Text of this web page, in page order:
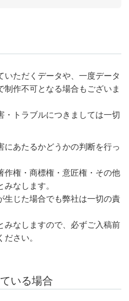
いただくデータや、一度データ
作不可となる場合もございま
・トラブルにつきましては一切
にあたるかどうかの判断を行っ
作権・商標権・意匠権・その他
なします。
生じた場合でも弊社は一切の責
みなしますので、必ずご入稿前
さい。
いる場合